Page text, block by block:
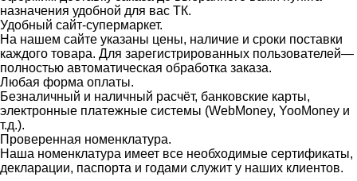
назначения удобной для вас ТК.
Удобный сайт-супермаркет.
На нашем сайте указаны цены, наличие и сроки поставки
каждого товара. Для зарегистрированных пользователей—
полностью автоматическая обработка заказа.
Любая форма оплаты.
Безналичный и наличный расчёт, банковские карты,
электронные платежные системы (WebMoney, YooMoney и
т.д.).
Проверенная номенклатура.
Наша номенклатура имеет все необходимые сертификаты,
декларации, паспорта и годами служит у наших клиентов.